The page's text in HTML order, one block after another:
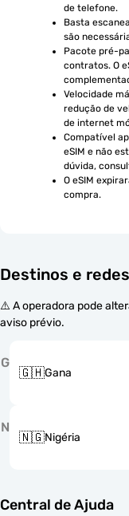
de telefone.
Basta
são
Pacote pré-
contratos. O
Velocidade
redução de
de internet
Compatível
eSIM e não
dúvida,
O eSIM
compra.
Destinos e redes
⚠️ A operadora pode
aviso prévio.
G
🇬🇭Gana
N
🇳🇬Nigéria
Central de Ajuda